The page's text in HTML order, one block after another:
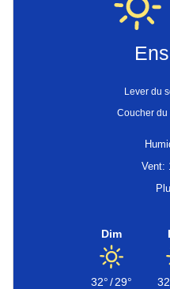
Lever du
Coucher du
Vent:
Dim
32°/29°